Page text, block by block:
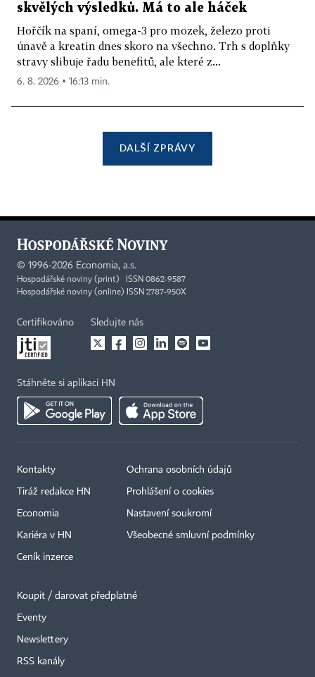
skvělých výsledků. Má to ale háček
Hořčík na spaní, omega-3 pro mozek, železo proti
únavě a kreatin dnes skoro na všechno. Trh s doplňky
stravy slibuje řadu benefitů, ale které z...
6. 8. 2026 ▪ 16:13 min.
DALŠÍ ZPRÁVY
© 1996-2026 Economia, a.s.
Hospodářské noviny (print) ISSN 0862-9587
Hospodářské noviny (online) ISSN 2787-950X
Certifikováno Sledujte nás
Stáhněte si aplikaci HN
Kontakty
Tiráž redakce HN
Economia
Kariéra v HN
Ceník inzerce
Ochrana osobních údajů
Prohlášení o cookies
Nastavení soukromí
Všeobecné smluvní podmínky
Koupit / darovat předplatné
Eventy
Newslettery
RSS kanály